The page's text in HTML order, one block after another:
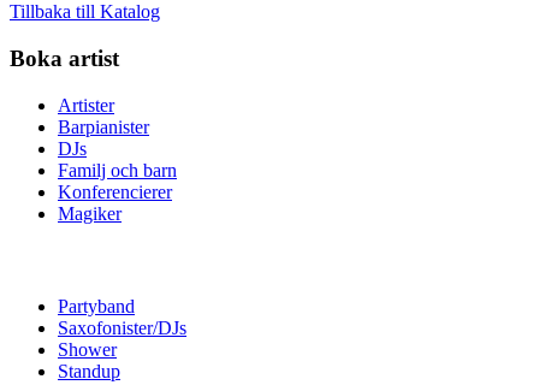
Tillbaka till Katalog
Boka artist
Artister
Barpianister
DJs
Familj och barn
Konferencierer
Magiker
Partyband
Saxofonister/DJs
Shower
Standup